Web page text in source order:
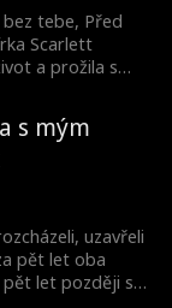
tebe, Před
Scarlett
a prožila s
zatímco on
že je otcem
s mým
uzavřeli
pět let oba
pět let později se